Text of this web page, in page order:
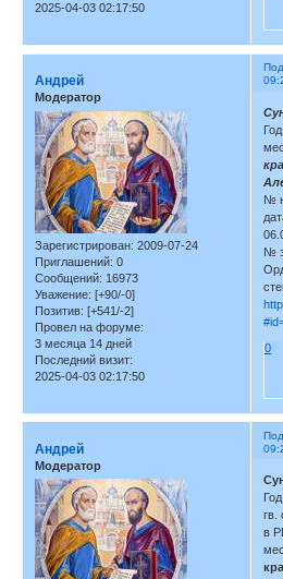
2025-04-03 02:17:50
Андрей
Модератор
Зарегистрирован: 2009-07-24
Приглашений: 0
Сообщений: 16973
Уважение: [+90/-0]
Позитив: [+541/-2]
Провел на форуме:
3 месяца 14 дней
Последний визит:
2025-04-03 02:17:50
№
№
0
Андрей
Модератор
гв.
в